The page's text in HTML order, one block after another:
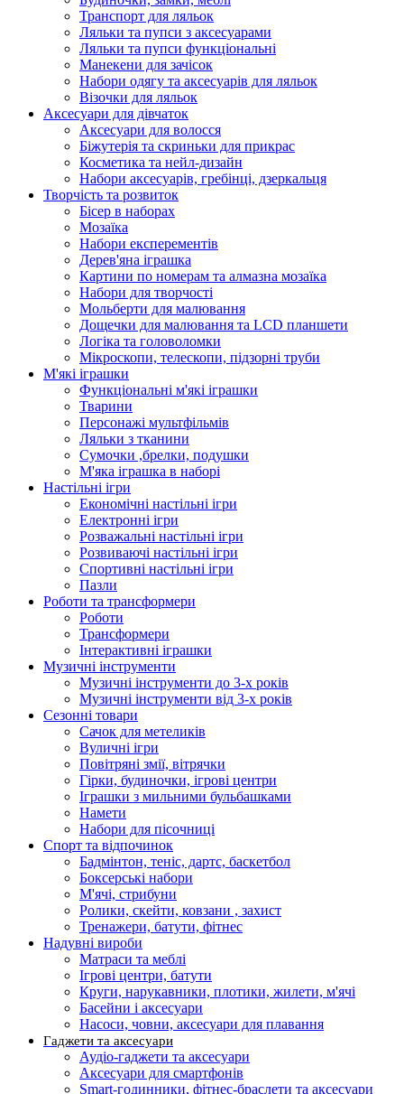
Транспорт для ляльок
Ляльки та пупси з аксесуарами
Ляльки та пупси функціональні
Манекени для зачісок
Набори одягу та аксесуарів для ляльок
Візочки для ляльок
Аксесуари для дівчаток
Аксесуари для волосся
Біжутерія та скриньки для прикрас
Косметика та нейл-дизайн
Набори аксесуарів, гребінці, дзеркальця
Творчість та розвиток
Бісер в наборах
Мозаїка
Набори експерементів
Дерев'яна іграшка
Картини по номерам та алмазна мозаїка
Набори для творчості
Мольберти для малювання
Дощечки для малювання та LCD планшети
Логіка та головоломки
Мікроскопи, телескопи, підзорні труби
М'які іграшки
Функціональні м'які іграшки
Тварини
Персонажі мультфільмів
Ляльки з тканини
Сумочки ,брелки, подушки
М'яка іграшка в наборі
Настільні ігри
Економічні настільні ігри
Електронні ігри
Розважальні настільні ігри
Розвиваючі настільні ігри
Спортивні настільні ігри
Пазли
Роботи та трансформери
Роботи
Трансформери
Інтерактивні іграшки
Музичні інструменти
Музичні інструменти до 3-х років
Музичні інструменти від 3-х років
Сезонні товари
Сачок для метеликів
Вуличні ігри
Повітряні змії, вітрячки
Гірки, будиночки, ігрові центри
Іграшки з мильними бульбашками
Намети
Набори для пісочниці
Спорт та відпочинок
Бадмінтон, теніс, дартс, баскетбол
Боксерські набори
М'ячі, стрибуни
Ролики, скейти, ковзани , захист
Тренажери, батути, фітнес
Надувні вироби
Матраси та меблі
Ігрові центри, батути
Круги, нарукавники, плотики, жилети, м'ячі
Басейни і аксесуари
Насоси, човни, аксесуари для плавання
Гаджети та аксесуари
Аудіо-гаджети та аксесуари
Аксесуари для смартфонів
Smart-годинники, фітнес-браслети та аксесуари